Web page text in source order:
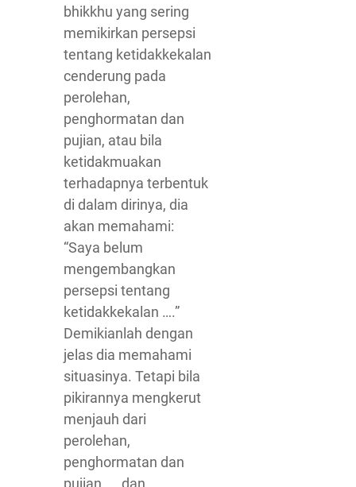
bhikkhu yang sering
memikirkan persepsi
tentang ketidakkekalan
cenderung pada
perolehan,
penghormatan dan
pujian, atau bila
ketidakmuakan
terhadapnya terbentuk
di dalam dirinya, dia
akan memahami:
“Saya belum
mengembangkan
persepsi tentang
ketidakkekalan ….”
Demikianlah dengan
jelas dia memahami
situasinya. Tetapi bila
pikirannya mengkerut
menjauh dari
perolehan,
penghormatan dan
pujian …. dan